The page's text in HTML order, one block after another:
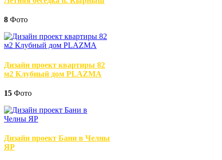
8 Фото
Дизайн проект квартиры 82
м2 Клубный дом PLAZMA
15 Фото
Дизайн проект Бани в Челны
ЯР